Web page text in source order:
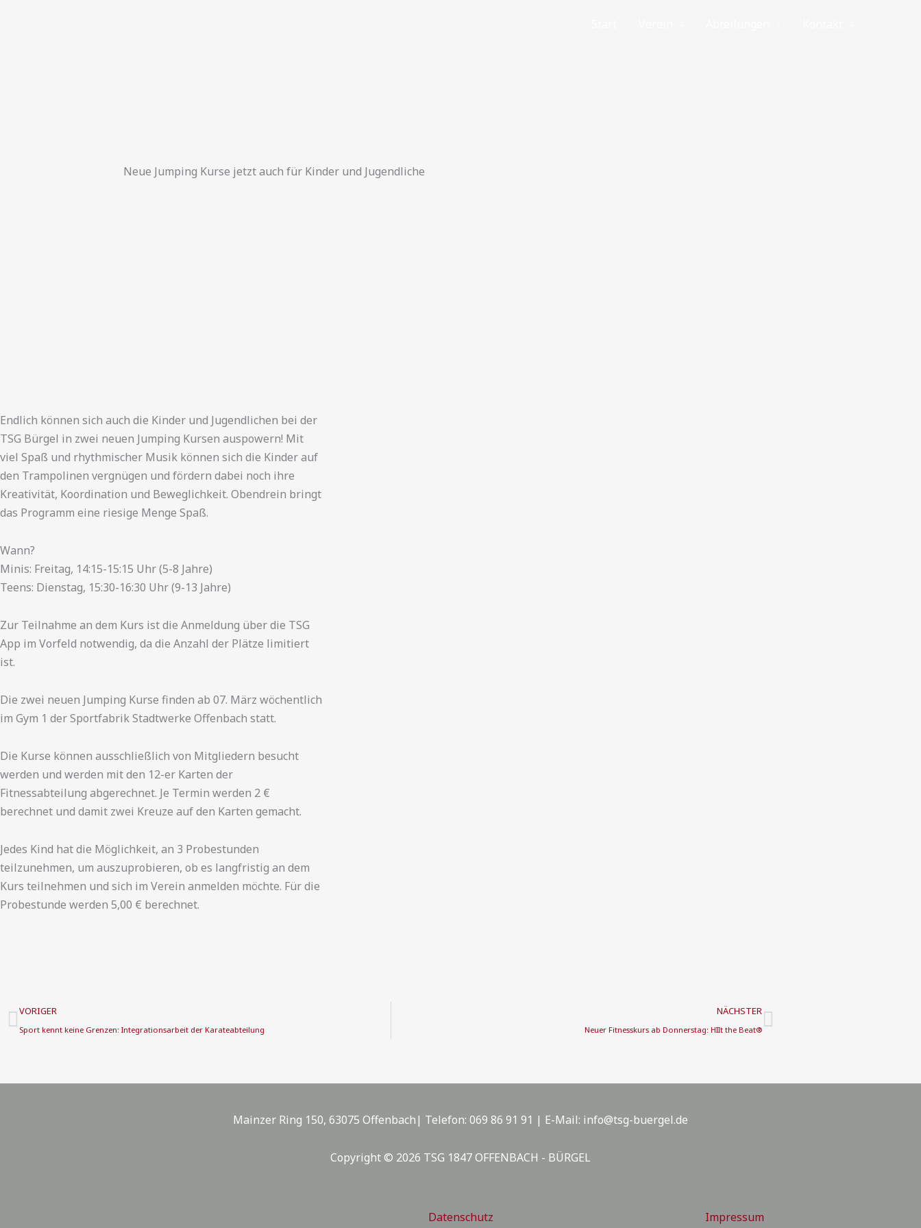
Neue Jumping Kurse jetzt auch für Kinder und Jugendliche
Endlich können sich auch die Kinder und Jugendlichen bei der
TSG Bürgel in zwei neuen Jumping Kursen auspowern! Mit
viel Spaß und rhythmischer Musik können sich die Kinder auf
den Trampolinen vergnügen und fördern dabei noch ihre
Kreativität, Koordination und Beweglichkeit. Obendrein bringt
das Programm eine riesige Menge Spaß.
Wann?
Minis: Freitag, 14:15-15:15 Uhr (5-8 Jahre)
Teens: Dienstag, 15:30-16:30 Uhr (9-13 Jahre)
Zur Teilnahme an dem Kurs ist die Anmeldung über die TSG
App im Vorfeld notwendig, da die Anzahl der Plätze limitiert
ist.
Die zwei neuen Jumping Kurse finden ab 07. März wöchentlich
im Gym 1 der Sportfabrik Stadtwerke Offenbach statt.
Die Kurse können ausschließlich von Mitgliedern besucht
werden und werden mit den 12-er Karten der
Fitnessabteilung abgerechnet. Je Termin werden 2 €
berechnet und damit zwei Kreuze auf den Karten gemacht.
Jedes Kind hat die Möglichkeit, an 3 Probestunden
teilzunehmen, um auszuprobieren, ob es langfristig an dem
Kurs teilnehmen und sich im Verein anmelden möchte. Für die
Probestunde werden 5,00 € berechnet.
Zurück
VORIGER
Sport kennt keine Grenzen: Integrationsarbeit der Karateabteilung
NÄCHSTER
Neuer Fitnesskurs ab Donnerstag: HIIt the Beat®
Nächster
Mainzer Ring 150, 63075 Offenbach| Telefon: 069 86 91 91 | E-Mail: info@tsg-buergel.de
Copyright © 2026 TSG 1847 OFFENBACH - BÜRGEL
Datenschutz Impressum